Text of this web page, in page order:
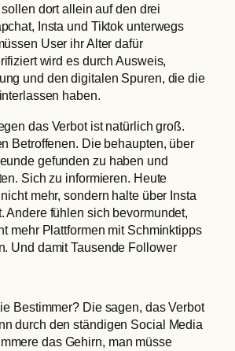
dort allein auf den drei
Insta und Tiktok unterwegs
User ihr Alter dafür
wird es durch Ausweis,
und den digitalen Spuren, die die
haben.
das Verbot ist natürlich groß.
Betroffenen. Die behaupten, über
gefunden zu haben und
Sich zu informieren. Heute
mehr, sondern halte über Insta
Andere fühlen sich bevormundet,
mehr Plattformen mit Schminktipps
Und damit Tausende Follower
Bestimmer? Die sagen, das Verbot
durch den ständigen Social Media
das Gehirn, man müsse